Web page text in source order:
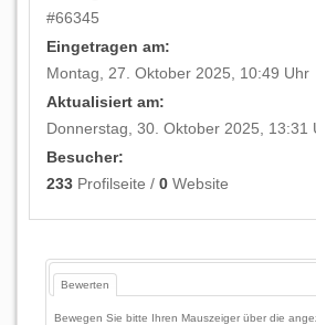
#66345
Eingetragen am:
Montag, 27. Oktober 2025, 10:49 Uhr
Aktualisiert am:
Donnerstag, 30. Oktober 2025, 13:31
Besucher:
233 Profilseite /0 Website
Bewerten
Bewegen Sie bitte Ihren Mauszeiger über die